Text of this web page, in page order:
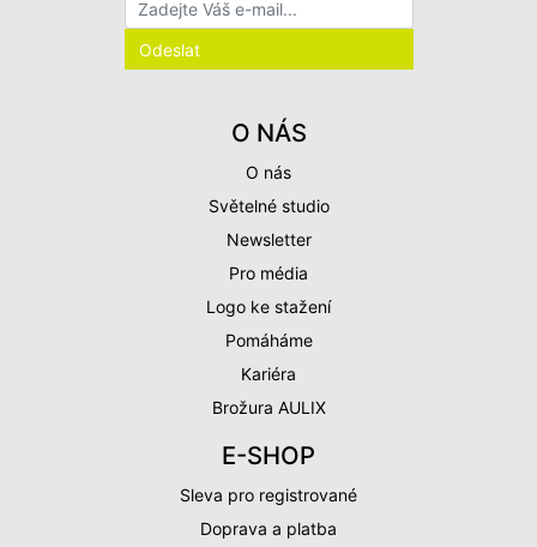
O NÁS
O nás
Světelné studio
Newsletter
Pro média
Logo ke stažení
Pomáháme
Kariéra
Brožura AULIX
E-SHOP
Sleva pro registrované
Doprava a platba